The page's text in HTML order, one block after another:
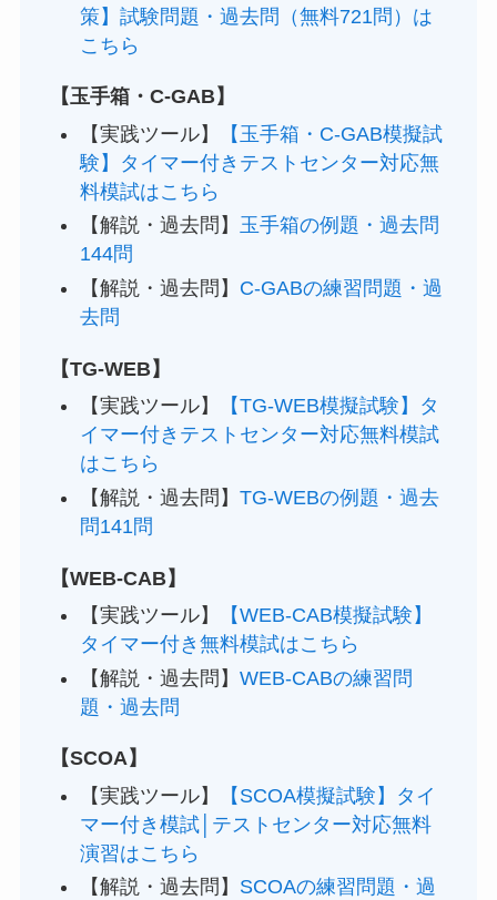
策】試験問題・過去問（無料721問）は
こちら
【玉手箱・C-GAB】
【実践ツール】
【玉手箱・C-GAB模擬試
験】タイマー付きテストセンター対応無
料模試はこちら
【解説・過去問】 玉手箱の例題・過去問
144問
【解説・過去問】 C-GABの練習問題・過
去問
【TG-WEB】
【実践ツール】
【TG-WEB模擬試験】タ
イマー付きテストセンター対応無料模試
はこちら
【解説・過去問】 TG-WEBの例題・過去
問141問
【WEB-CAB】
【実践ツール】
【WEB-CAB模擬試験】
タイマー付き無料模試はこちら
【解説・過去問】 WEB-CABの練習問
題・過去問
【SCOA】
【実践ツール】
【SCOA模擬試験】タイ
マー付き模試│テストセンター対応無料
演習はこちら
【解説・過去問】 SCOAの練習問題・過